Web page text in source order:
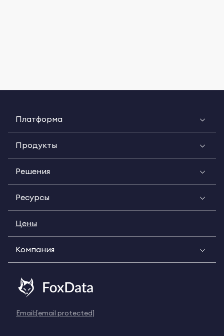
Платформа
Продукты
Решения
Ресурсы
Цены
Компания
Email:[email protected]